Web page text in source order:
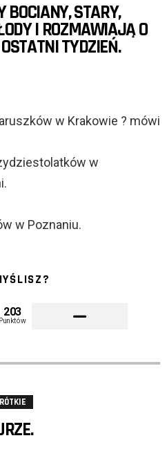
BOCIANY, STARY,
I ROZMAWIAJĄ O
TYDZIEŃ.
w Krakowie ? mówi
w
w Poznaniu.
203
Punktów